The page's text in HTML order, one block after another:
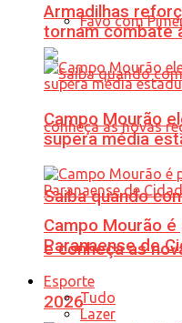
Favo com
Saiba quando
e conheça as
2026
Armadilhas
tornam combate
Campo Mourão
supera média
Campo Mourão
Paranaense de
Esporte
Tudo
Lazer